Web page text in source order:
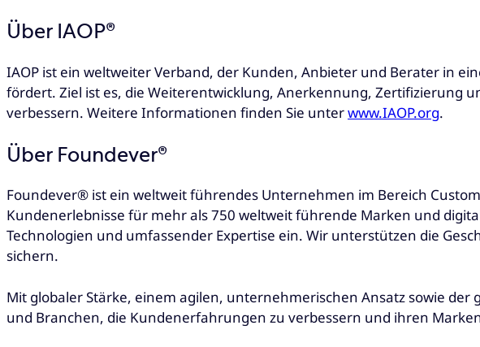
Über IAOP®
IAOP ist ein weltweiter Verband, der Kunden, Anbieter und Berater in
fördert. Ziel ist es, die Weiterentwicklung, Anerkennung, Zertifizierung
verbessern. Weitere Informationen finden Sie unterwww.IAOP.org.
Über Foundever®
Foundever® ist ein weltweit führendes Unternehmen im Bereich
Kundenerlebnisse für mehr als 750 weltweit führende Marken und
Technologien und umfassender Expertise ein. Wir unterstützen die
sichern.
Mit globaler Stärke, einem agilen, unternehmerischen Ansatz sowie
und Branchen, die Kundenerfahrungen zu verbessern und ihren